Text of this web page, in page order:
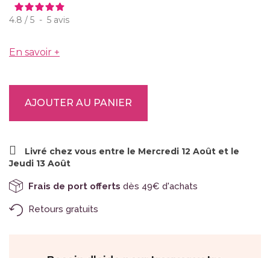
4.8 / 5 - 5 avis
En savoir +
AJOUTER AU PANIER
Livré chez vous entre le Mercredi 12 Août et le
Jeudi 13 Août
Frais de port offerts dès 49€ d'achats
Retours gratuits